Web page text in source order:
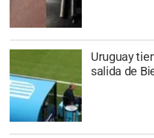
Uruguay
salida de